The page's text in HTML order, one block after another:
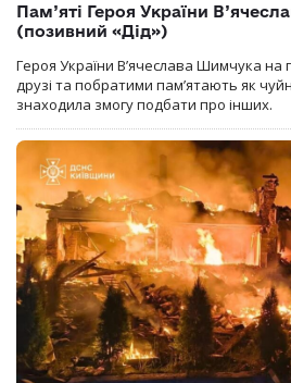
Пам’яті Героя України
(позивний «Дід»)
Героя України В’ячеслава Шимчука на
друзі та побратими пам’ятають як
знаходила змогу подбати про інших.